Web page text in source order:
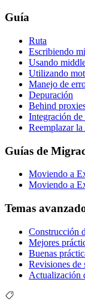
Guía
Ruta
Escribiendo
Usando
Utilizando
Manejo de
Depuración
Behind
Integración de
Reemplazar
Guías de
Moviendo a
Moviendo a
Temas
Construcción
Mejores
Buenas
Revisiones de
Actualización